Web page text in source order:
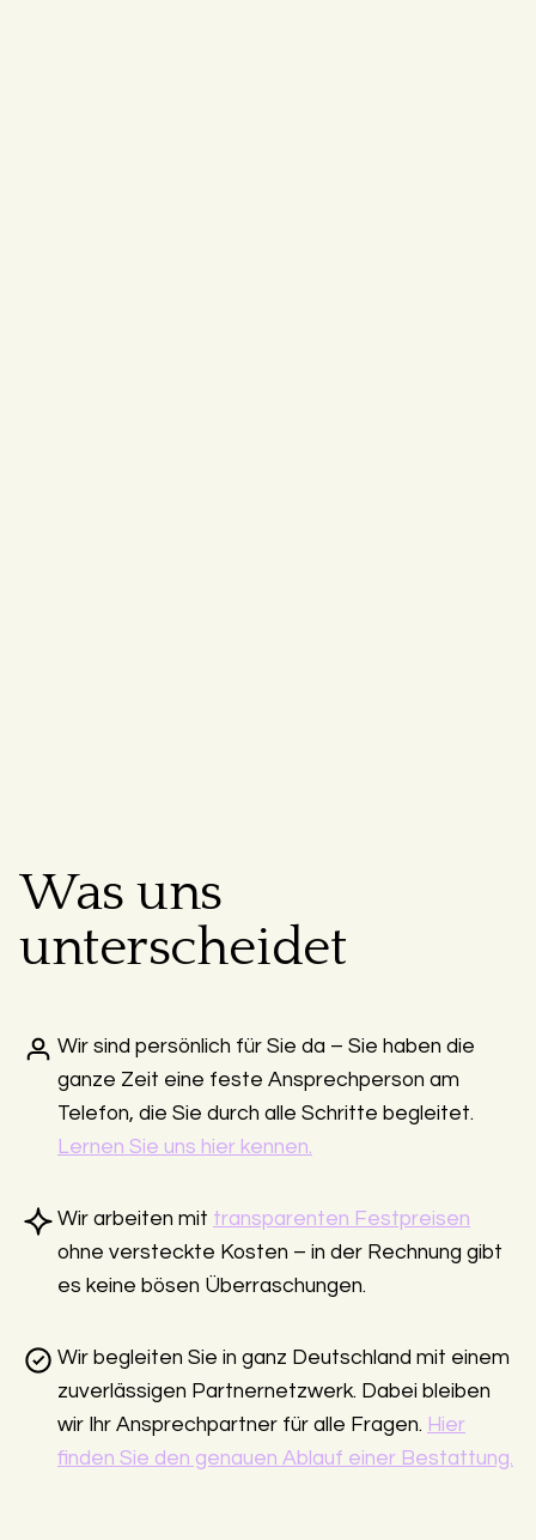
Was uns
unterscheidet
Wir sind persönlich für Sie da – Sie haben die
ganze Zeit eine feste Ansprechperson am
Telefon, die Sie durch alle Schritte begleitet.
Lernen Sie uns hier kennen.
Wir arbeiten mit transparenten Festpreisen
ohne versteckte Kosten – in der Rechnung gibt
es keine bösen Überraschungen.
Wir begleiten Sie in ganz Deutschland mit einem
zuverlässigen Partnernetzwerk. Dabei bleiben
wir Ihr Ansprechpartner für alle Fragen. Hier
finden Sie den genauen Ablauf einer Bestattung.